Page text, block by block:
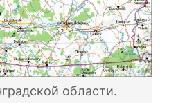
области.